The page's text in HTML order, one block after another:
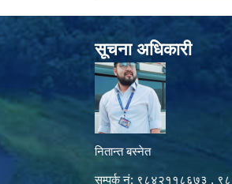
सूचना अधिकारी
नितान्त बस्नेत
सम्पर्क नं: ९८४२११८६७३ ,